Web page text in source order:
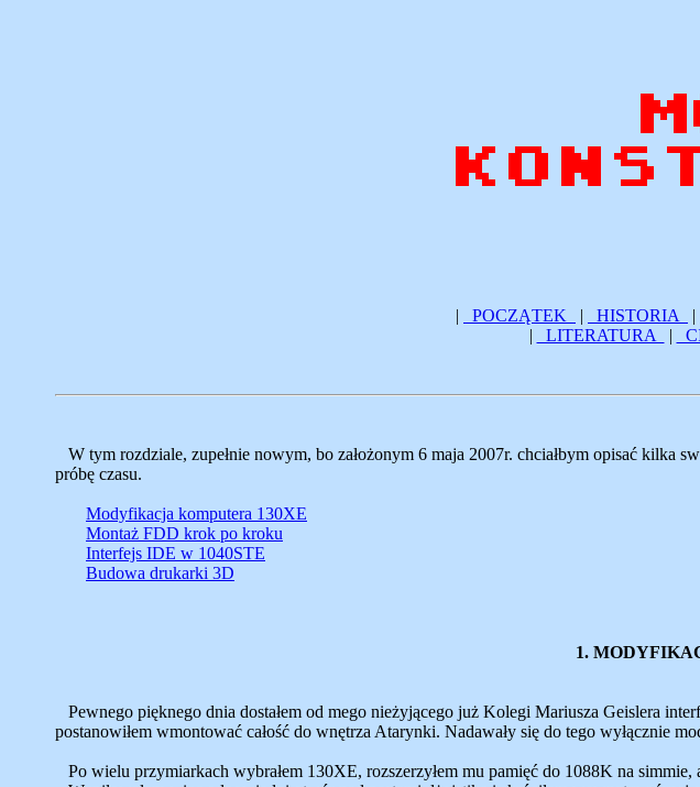
| POCZĄTEK | HISTORIA |
|
LITERATURA |
W tym rozdziale, zupełnie nowym, bo założonym 6 maja 2007r. chciałbym opisać kilka
próbę czasu.
Modyfikacja komputera 130XE
Montaż FDD krok po kroku
Interfejs IDE w 1040STE
Budowa drukarki 3D
1.
Pewnego pięknego dnia dostałem od mego nieżyjącego już Kolegi Mariusza Geislera
postanowiłem wmontować całość do wnętrza Atarynki. Nadawały się do tego wyłącznie
Po wielu przymiarkach wybrałem 130XE, rozszerzyłem mu pamięć do 1088K na